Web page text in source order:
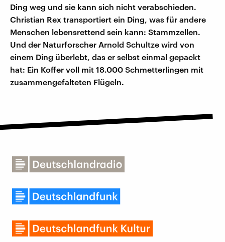
Ding weg und sie kann sich nicht verabschieden.
Christian Rex transportiert ein Ding, was für andere
Menschen lebensrettend sein kann: Stammzellen.
Und der Naturforscher Arnold Schultze wird von
einem Ding überlebt, das er selbst einmal gepackt
hat: Ein Koffer voll mit 18.000 Schmetterlingen mit
zusammengefalteten Flügeln.